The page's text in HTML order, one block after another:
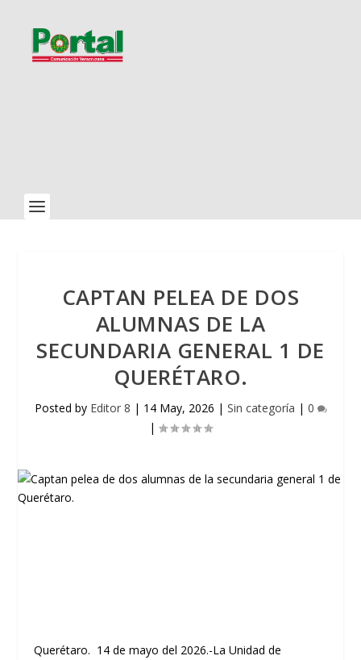
CAPTAN PELEA DE DOS
ALUMNAS DE LA
SECUNDARIA GENERAL 1 DE
QUERÉTARO.
Posted by Editor 8 | 14 May, 2026 | Sin categoría | 0
|
Querétaro. 14 de mayo del 2026.-La Unidad de